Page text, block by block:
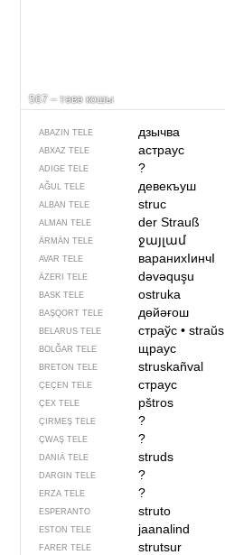
567 – тәвә кошы
ABAZIN TELE дзычва
ABXAZ TELE астраус
ADIGE TELE ?
AĞUL TELE девекъуш
ALBAN TELE struc
ALMAN TELE der Strauß
ÄRMÄN TELE ջայլամ
AVAR TELE варанихIинчI
ÄZERI TELE dəvəquşu
BASK TELE ostruka
BAŞQORT TELE дөйәғош
BELARUS TELE страўс• straŭs
BOLĞAR TELE щраус
BRETON TELE struskañval
ÇEÇEN TELE страус
ÇEX TELE pštros
ÇIRMEŞ TELE ?
ÇWAŞ TELE ?
DANIÄ TELE struds
DARGIN TELE ?
ERZA TELE ?
ESPERANTO struto
ESTON TELE jaanalind
FARER TELE strutsur